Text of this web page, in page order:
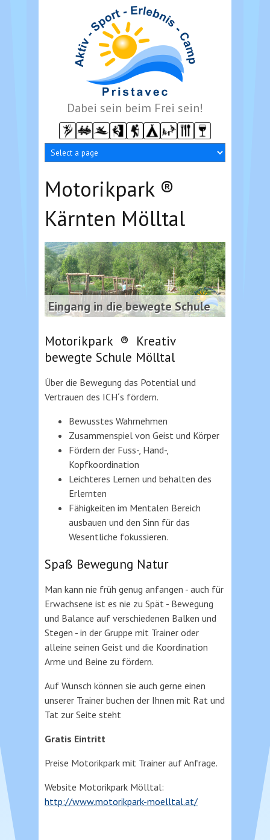
Dabei sein beim Frei sein!
Motorikpark ®
Kärnten Mölltal
Eingang in die bewegte Schule
Motorikpark ® Kreativ
bewegte Schule Mölltal
Über die Bewegung das Potential und
Vertrauen des ICH´s fördern.
Bewusstes Wahrnehmen
Zusammenspiel von Geist und Körper
Fördern der Fuss-, Hand-,
Kopfkoordination
Leichteres Lernen und behalten des
Erlernten
Fähigkeiten im Mentalen Bereich
ausbauen und den Sinn für das
Wesentliche fokussieren.
Spaß Bewegung Natur
Man kann nie früh genug anfangen - auch für
Erwachsene ist es nie zu Spät - Bewegung
und Balance auf verschiedenen Balken und
Stegen - in der Gruppe mit Trainer oder
alleine seinen Geist und die Koordination
Arme und Beine zu fördern.
Auf Wunsch können sie auch gerne einen
unserer Trainer buchen der Ihnen mit Rat und
Tat zur Seite steht
Gratis Eintritt
Preise Motorikpark mit Trainer auf Anfrage.
Website Motorikpark Mölltal:
http://www.motorikpark-moelltal.at/